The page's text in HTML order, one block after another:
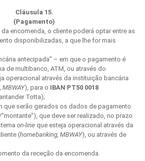
Cláusula 15.
(Pagamento)
encomenda, o cliente poderá optar entre as
disponibilizadas, a que lhe for mais
antecipada” – em que o pagamento é
de multibanco, ATM, ou através do
operacional através da instituição bancária
MBWAY), para o IBAN PT50 0018
Totta);
que serão gerados os dados de pagamento
que deve ser realizado, no prazo
on-line que esteja operacional através da
(homebanking, MBWAY), ou através de
da receção da encomenda.